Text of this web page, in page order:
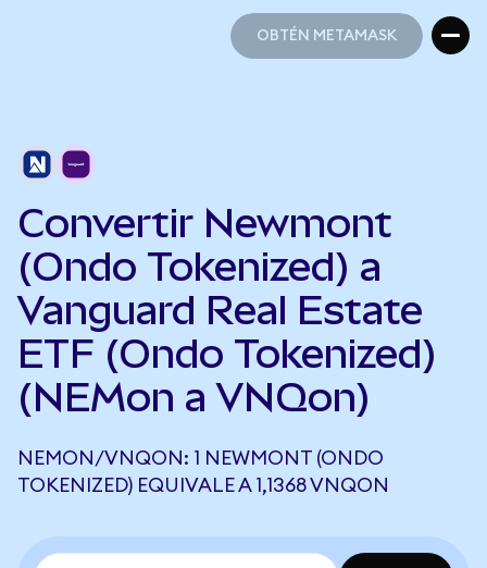
OBTÉN METAMASK
Convertir Newmont
(Ondo Tokenized) a
Vanguard Real Estate
ETF (Ondo Tokenized)
(NEMon a VNQon)
NEMON/VNQON: 1 NEWMONT (ONDO
TOKENIZED) EQUIVALE A 1,1368 VNQON